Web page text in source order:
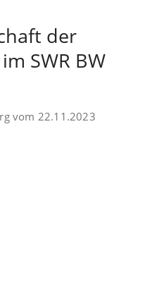
der
SWR BW
vom 22.11.2023